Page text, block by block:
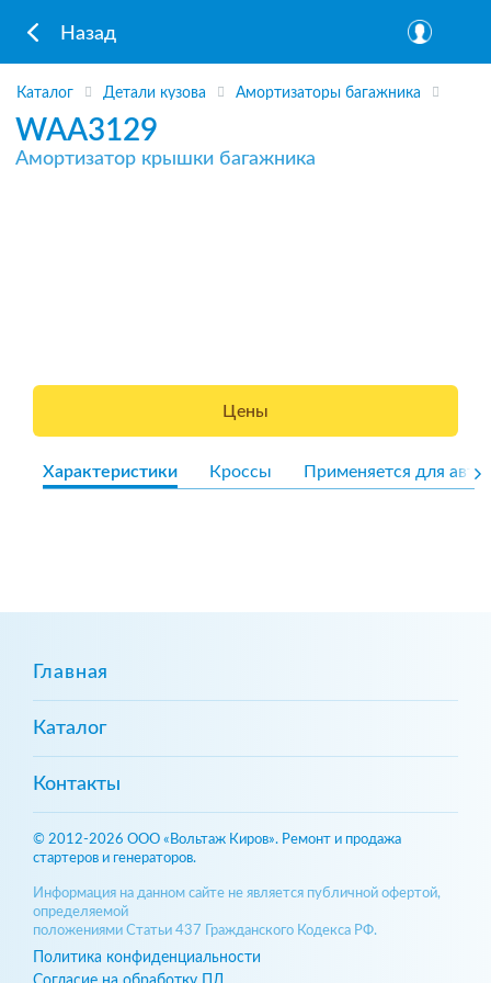
Назад
Каталог Детали кузова Амортизаторы багажника
WAA3129
Амортизатор крышки багажника
Цены
Характеристики Кроссы Применяется для авто
Главная
Каталог
Контакты
© 2012-2026 ООО «Вольтаж Киров». Ремонт и продажа
стартеров и генераторов.
Информация на данном сайте не является публичной офертой,
определяемой
положениями Статьи 437 Гражданского Кодекса РФ.
Политика конфиденциальности